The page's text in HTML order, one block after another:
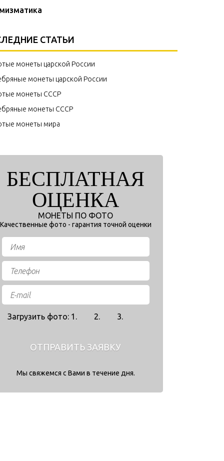
СТАТЬИ
монеты царской России
монеты царской России
монеты СССР
монеты СССР
монеты мира
БЕСПЛАТНАЯ
ОЦЕНКА
МОНЕТЫ ПО ФОТО
Качественные фото - гарантия точной оценки
Загрузить фото: 1. 2. 3.
ОТПРАВИТЬ ЗАЯВКУ
Мы свяжемся с Вами в течение дня.